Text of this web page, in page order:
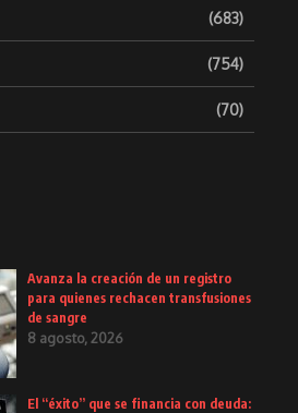
(683)
(754)
(70)
Avanza la creación de un registro
para quienes rechacen transfusiones
de sangre
8 agosto, 2026
El “éxito” que se financia con deuda: